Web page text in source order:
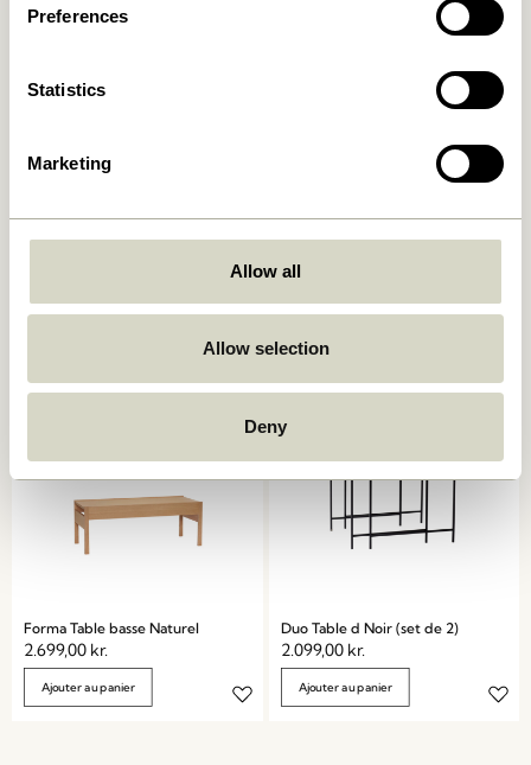
Preferences
Statistics
Marketing
Allow all
Allow selection
Deny
Seize Table basse Naturel
Tile Table basse
Forma Table basse Naturel
2.699,00 kr.
Ajouter au panier
Duo Table d Noir (set de 2)
2.099,00 kr.
Ajouter au panier